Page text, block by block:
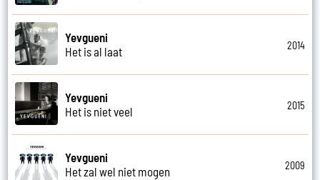
Yevgueni
Het is al laat
2014
Yevgueni
Het is niet veel
2015
Yevgueni
Het zal wel niet mogen
2009